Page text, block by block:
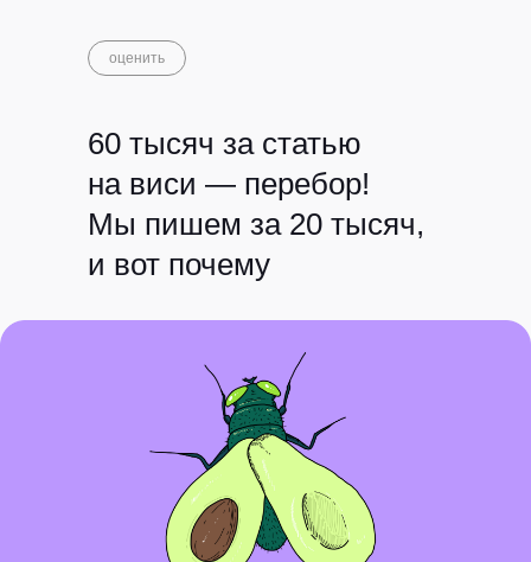
оценить
60 тысяч за статью
на виси — перебор!
Мы пишем за 20 тысяч,
и вот почему